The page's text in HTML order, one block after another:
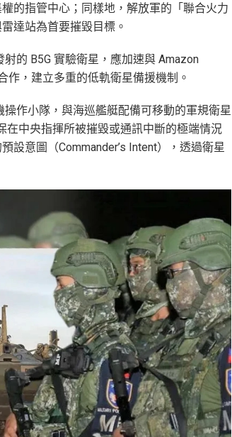
的指管中心；同樣地，解放軍的「聯合火力
達站為首要摧毀目標。
的 B5G 實驗衛星，應加速與 Amazon
作，建立多重的低軌衛星備援機制。
作小隊，與海巡艦艇配備可移動的軍規衛星
在中央指揮所被摧毀或通訊中斷的極端情況
設意圖（Commander’s Intent），透過衛星